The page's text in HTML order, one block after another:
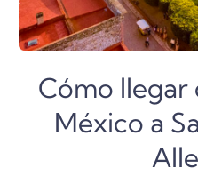
Cómo llegar
México a